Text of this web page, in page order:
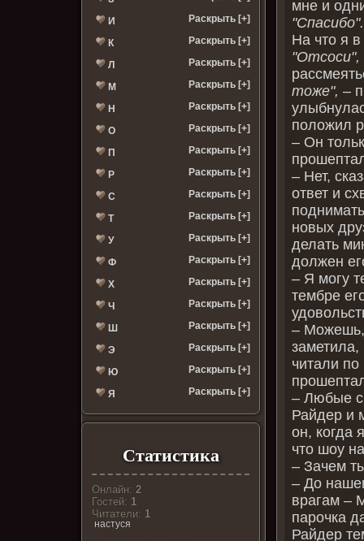
И Раскрыть [+]
К Раскрыть [+]
Л Раскрыть [+]
М Раскрыть [+]
Н Раскрыть [+]
О Раскрыть [+]
П Раскрыть [+]
Р Раскрыть [+]
С Раскрыть [+]
Т Раскрыть [+]
У Раскрыть [+]
Ф Раскрыть [+]
Х Раскрыть [+]
Ч Раскрыть [+]
Ш Раскрыть [+]
Э Раскрыть [+]
Ю Раскрыть [+]
Я Раскрыть [+]
Статистика
Онлайн:2
Гостей: 1
Читатели: 1
настуся
мне и
"Спасибо".
На что я
"Отсоси",
тоже",–
положил
– Он
– Нет,
ответ и
новых
делать
должен
– Я могу
тембре
– Можешь,
читали
– Любые
Райдер и
он, когда
что шоу
– Зачем
– До
врагам –
парочка
Райдер